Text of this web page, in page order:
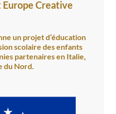
Europe Creative
un projet d’éducation
scolaire des enfants
partenaires en Italie,
du Nord.